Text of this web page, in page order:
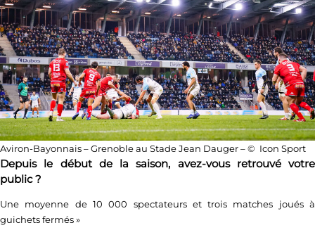
Aviron-Bayonnais – Grenoble au Stade Jean Dauger – © Icon Sport
Depuis le début de la saison, avez-vous retrouvé votre
public ?
Une moyenne de 10 000 spectateurs et trois matches joués à
guichets fermés»